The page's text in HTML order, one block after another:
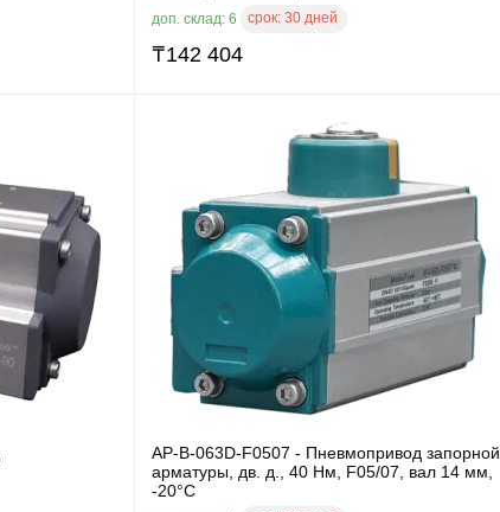
доп. склад: 6 срок: 30 дней
₸142 404
AP-B-063D-F0507 - Пневмопривод запорной
арматуры, дв. д., 40 Нм, F05/07, вал 14 мм,
-20°C